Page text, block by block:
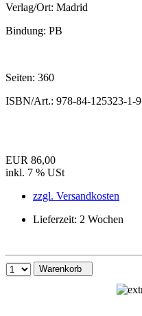
Verlag/Ort: Madrid
Bindung: PB
Seiten: 360
ISBN/Art.: 978-84-125323-1-9
EUR 86,00
inkl. 7 % USt
zzgl. Versandkosten
Lieferzeit: 2 Wochen
Warenkorb